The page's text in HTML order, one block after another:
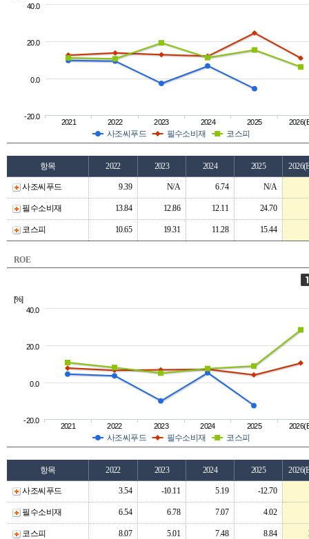
사조씨푸드 필수소비재 코스피
2021 2022 2023 2024 2025
-20.0
0.0
20.0
40.0
항목 2022 2023 2024 2025
사조씨푸드 9.39 N/A 6.74 N/A
필수소비재 13.84 12.86 12.11 24.70
코스피 10.65 19.31 11.28 15.44
ROE
[%]
사조씨푸드 필수소비재 코스피
2021 2022 2023 2024 2025
-20.0
0.0
20.0
40.0
항목 2022 2023 2024 2025
사조씨푸드 3.54 -10.11 5.19 -12.70
필수소비재 6.54 6.78 7.07 4.02
코스피 8.07 5.01 7.48 8.84